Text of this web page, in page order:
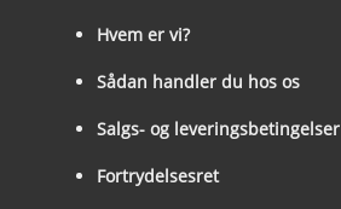
Hvem er vi?
Sådan handler du hos os
Salgs- og leveringsbetingelser
Fortrydelsesret